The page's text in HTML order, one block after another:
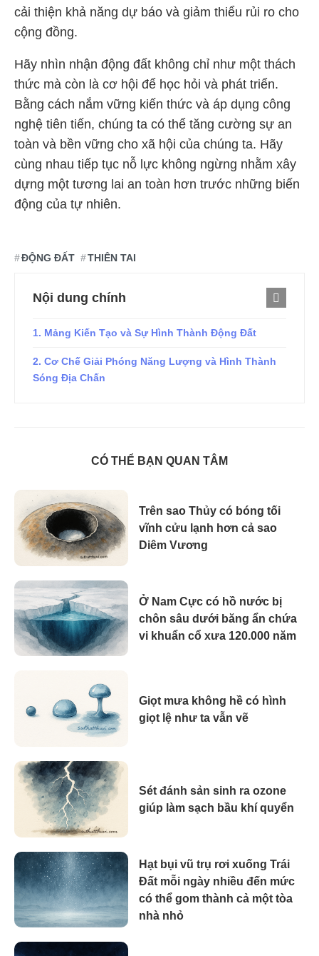
cải thiện khả năng dự báo và giảm thiểu rủi ro cho
cộng đồng.
Hãy nhìn nhận động đất không chỉ như một thách
thức mà còn là cơ hội để học hỏi và phát triển.
Bằng cách nắm vững kiến thức và áp dụng công
nghệ tiên tiến, chúng ta có thể tăng cường sự an
toàn và bền vững cho xã hội của chúng ta. Hãy
cùng nhau tiếp tục nỗ lực không ngừng nhằm xây
dựng một tương lai an toàn hơn trước những biến
động của tự nhiên.
ĐỘNG ĐẤT THIÊN TAI
Nội dung chính
1. Mảng Kiến Tạo và Sự Hình Thành Động Đất
2. Cơ Chế Giải Phóng Năng Lượng và Hình Thành
Sóng Địa Chấn
CÓ THỂ BẠN QUAN TÂM
Trên sao Thủy có bóng tối
vĩnh cửu lạnh hơn cả sao
Diêm Vương
Ở Nam Cực có hồ nước bị
chôn sâu dưới băng ẩn chứa
vi khuẩn cổ xưa 120.000 năm
Giọt mưa không hề có hình
giọt lệ như ta vẫn vẽ
Sét đánh sản sinh ra ozone
giúp làm sạch bầu khí quyển
Hạt bụi vũ trụ rơi xuống Trái
Đất mỗi ngày nhiều đến mức
có thể gom thành cả một tòa
nhà nhỏ